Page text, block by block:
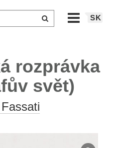
SK
rozprávka
svět)